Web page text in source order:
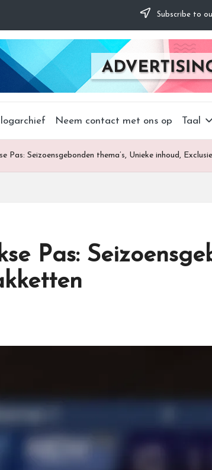
Subscribe to
Neem contact met ons op Taal
Seizoensgebonden thema’s, Unieke inhoud,
Pas: